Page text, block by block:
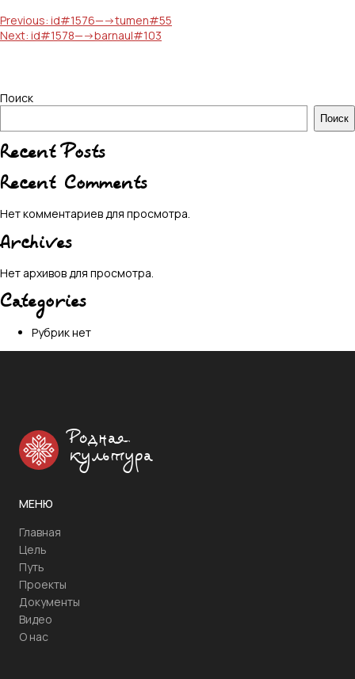
Навигация
по
Previous: id#1576—->tumen#55
Next: id#1578—->barnaul#103
Поиск
Поиск
Recent Posts
Recent Comments
Нет комментариев для просмотра.
Archives
Нет архивов для просмотра.
Categories
Рубрик нет
Родная
культура
МЕНЮ
Главная
Цель
Путь
Проекты
Документы
Видео
О нас